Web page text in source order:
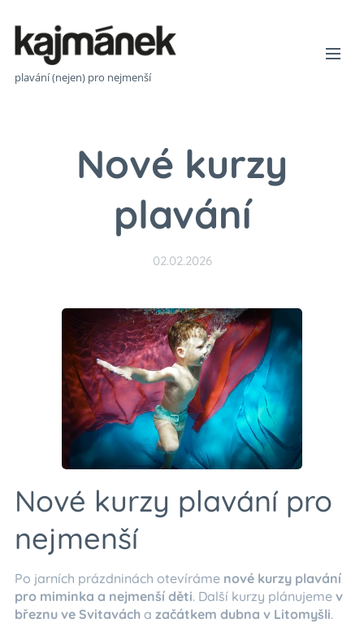
plavání (nejen) pro nejmenší
Nové kurzy
plavání
02.02.2026
Nové kurzy plavání pro
nejmenší
Po jarních prázdninách otevíráme nové kurzy plavání
pro miminka a nejmenší děti. Další kurzy plánujeme v
březnu ve Svitavách a začátkem dubna v Litomyšli.